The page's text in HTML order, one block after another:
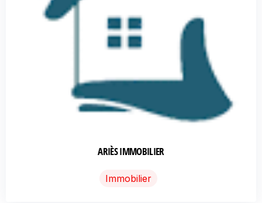
ARIÈS IMMOBILIER
Immobilier